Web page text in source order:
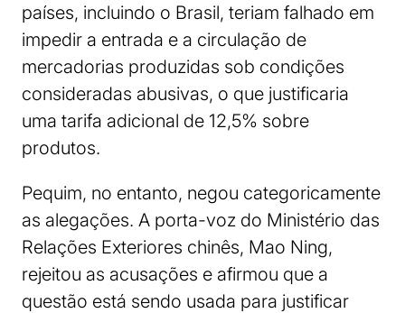
países, incluindo o Brasil, teriam falhado em
impedir a entrada e a circulação de
mercadorias produzidas sob condições
consideradas abusivas, o que justificaria
uma tarifa adicional de 12,5% sobre
produtos.
Pequim, no entanto, negou categoricamente
as alegações. A porta-voz do Ministério das
Relações Exteriores chinês, Mao Ning,
rejeitou as acusações e afirmou que a
questão está sendo usada para justificar